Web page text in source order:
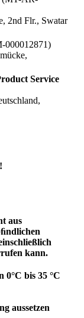
2nd Flr., Swatar
Service
aus
kann.
bis 35 °C
aussetzen